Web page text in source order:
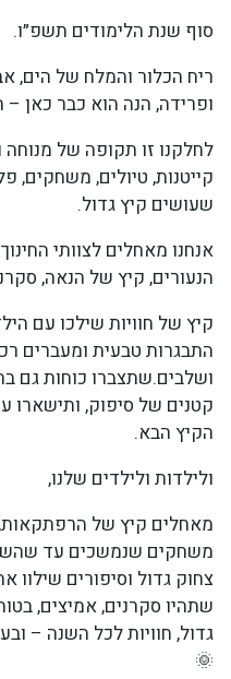
סוף שנת הלימודים תשפ״ו.
ריח הכלור והמלח של הים,
ופרידה, הנה הוא כבר כאן
לחלקנו זו תקופה של
קייטנות, טיולים, משחקים,
שעושים קיץ גדול.
אנחנו מאחלים לצוותי
הנעורים, קיץ של הנאה,
קיץ של חוויות שילכו עם
התבגרות טבעית ומעברים
ושלבים.שתצברו כוחות גם
קטנים של סיפוק, ותישארו
הקיץ הבא.
ולילדות ולילדים שלנו,
מאחלים קיץ של
משחקים שנמשכים עד
צחוק גדול וסיפורים
שתהיו סקרנים, אמיצים,
גדול, חוויות לכל השנה –
🌞